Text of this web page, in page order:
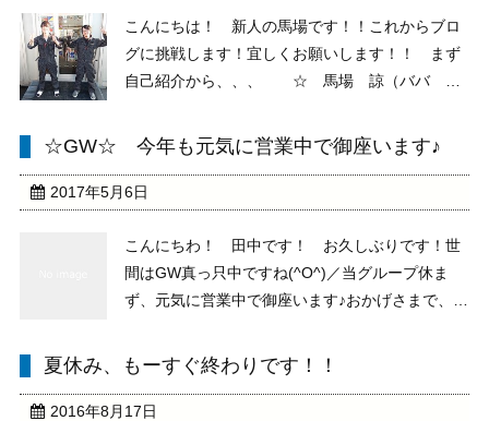
こんにちは！ 新人の馬場です！！これからブロ
グに挑戦します！宜しくお願いします！！ まず
自己紹介から、、、 ☆ 馬場 諒（ババ マ
ですね趣味は ドライブ と サッカー です♪僕
は左で、僕の相棒が右ですっ！！ 今は熱いの
で、サロペッ ...
☆GW☆ 今年も元気に営業中で御座います♪
2017年5月6日
こんにちわ！ 田中です！ お久しぶりです！世
間はGW真っ只中ですね(^O^)／当グループ休ま
ず、元気に営業中で御座います♪おかげさまで、多
す！！誠にありがとうございます！ ご納車ま
で、しばらくお待ちくださいませ♪ さて、そんな
G ...
夏休み、もーすぐ終わりです！！
2016年8月17日